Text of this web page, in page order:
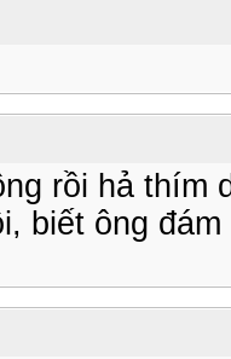
rồi hả thím
biết ông